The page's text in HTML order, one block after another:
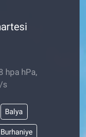
hpa hPa,
s
Balya
Burhaniye